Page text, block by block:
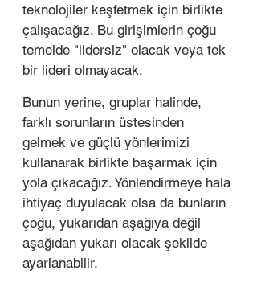
teknolojiler keşfetmek için birlikte
çalışacağız. Bu girişimlerin çoğu
temelde "lidersiz" olacak veya tek
bir lideri olmayacak.
Bunun yerine, gruplar halinde,
farklı sorunların üstesinden
gelmek ve güçlü yönlerimizi
kullanarak birlikte başarmak için
yola çıkacağız. Yönlendirmeye hala
ihtiyaç duyulacak olsa da bunların
çoğu, yukarıdan aşağıya değil
aşağıdan yukarı olacak şekilde
ayarlanabilir.